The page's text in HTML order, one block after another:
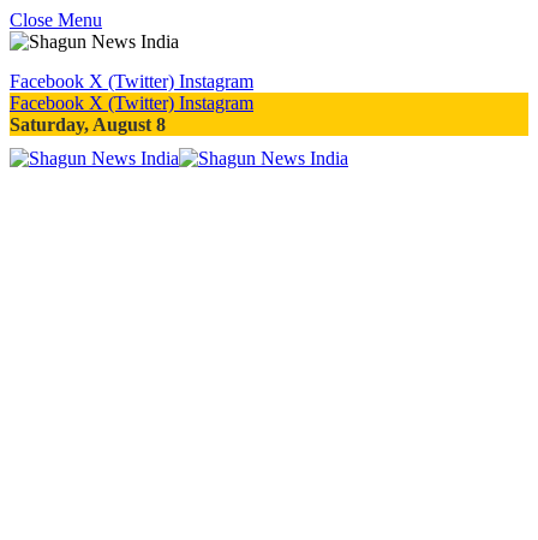
Close Menu
Facebook X (Twitter) Instagram
Facebook X (Twitter) Instagram
Saturday, August 8